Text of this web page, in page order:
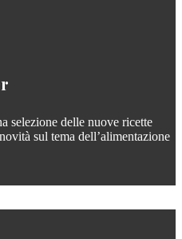
selezione delle nuove ricette
sul tema dell’alimentazione